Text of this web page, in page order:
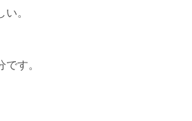
。
す。